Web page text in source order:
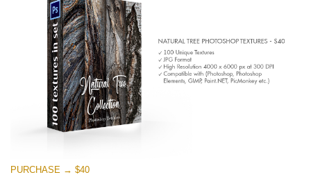
PURCHASE → $40